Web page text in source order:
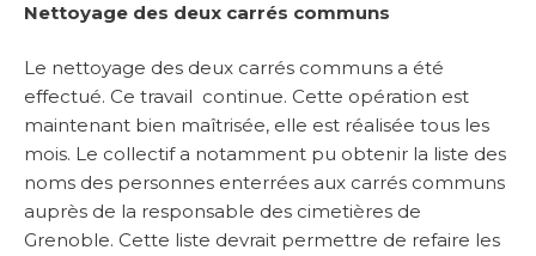
Nettoyage des deux carrés communs
Le nettoyage des deux carrés communs a été
effectué. Ce travail continue. Cette opération est
maintenant bien maîtrisée, elle est réalisée tous les
mois. Le collectif a notamment pu obtenir la liste des
noms des personnes enterrées aux carrés communs
auprès de la responsable des cimetières de
Grenoble. Cette liste devrait permettre de refaire les